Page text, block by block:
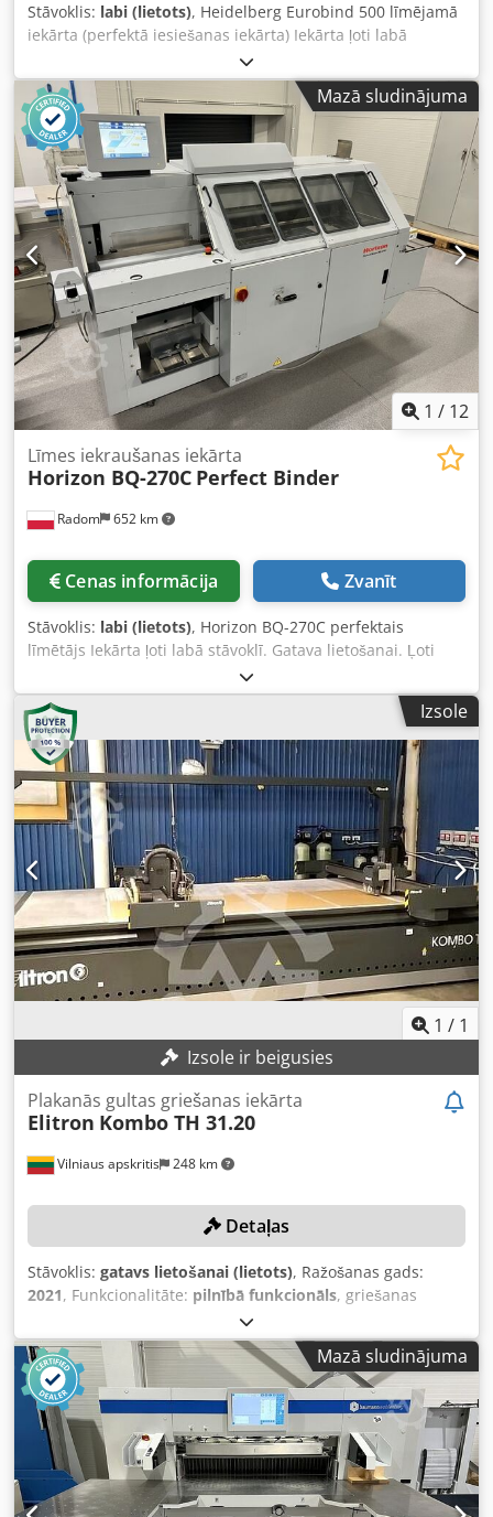
Stāvoklis: labi (lietots), Heidelberg Eurobind 500 līmējamā
iekārta (perfektā iesiešanas iekārta) Iekārta ļoti labā
stāvoklī, ar nelielu darbības stundu skaitu, gatava darbam.
No valsts tipogrāfijas. Ražotāja apraksts: Profesionāla
līmējamā iekārta perfektai papīra grāmatu brošēšanai. Šī
pilnībā automātiskā iekārta izceļas ar īpaši izturīgu
konstrukciju un aprīkota ar karstās līmes sistēmu, tādējādi
ir efektīva arī nelielām vai īpaši mazām brošūru vai
lappušu tirāžām. Heidelberg Eurobind 500 ir vienžokļu
iesiešanas iekārta ar automātisku vāku padevi, kuru var
darbināt viens cilvēks, vienmēr nodrošinot augstas
kvalitātes iesiešanu. Iespējams iesiet grāmatas ar biezumu
no 2 līdz 50 mm un muguriņas garumu no 120 līdz 320
mm. Maksimālā ražība – līdz 500 grāmatām stundā.
Iebūvēts frēzēšanas nazis. Automātiska vāku padeve un
rievēšana. Komplektā: dokumentācija, atkritumu nosūces
sistēma, kompresors un elektriskā grāmatu piegādes
sistēma. Dedpfx Ahozrfcrj Ajkr
Mazā sludinājuma
1 / 12
Radom 652 km
Līmes iekraušanas iekārta
Horizon BQ-270C Perfect Binder
Cenas informācija Zvanīt
Stāvoklis: labi (lietots), Horizon BQ-270C perfektais
līmētājs Iekārta ļoti labā stāvoklī. Gatava lietošanai. Ļoti
maz izmantota. Ražotāja apraksts: Profesionāls iekārtas
līmētājs ideālai brošēto grāmatu iesiešanai. Šis pilnībā
automātiskais līmētājs izceļas ar īpaši izturīgu konstrukciju
un ir aprīkots ar karstās līmes pistoli, kas padara to
efektīvu arī nelielu un ļoti nelielu tirāžu vāku vai iekšlapu
iesiešanai. Horizon BQ-270C ir viena žokļa līmētājs ar
automātisku vāku padevi, kas ļauj vienam operatoram
nodrošināt augstākās kvalitātes grāmatu iesiešanu ar
vienmērīgu rezultātu. Iekārta ir aprīkota ar bloka biezuma
skeneri, kas ļauj veikt elastīgu saistīšanu pēc pieprasījuma.
Iesiež grāmatas ar biezumu no 0,5 līdz 50 mm un
muguriņas garumu no 135 līdz 320 mm, ar maksimālo
ražību līdz 500 grāmatām stundā. Djdpfxezrfcls Ah Askr
Rūpnīcā uzstādīts griezējs ar papildus bērdēšanas nažiem.
Maksimālais frēzēšanas dziļums līdz 3 mm. Automātiska
vāku padeve notiek caur vakuuma cilindru, nodrošinot
drošu un pastāvīgi precīzu lapu/vāku izlīdzināšanu.
Rūpnīcas sistēma veido vāka 4-kārtu ieloces, kas
automātiski ajustējas precīzai izlīdzināšanai.
Izsole
1 / 1
Izsole ir beigusies
Vilniaus apskritis 248 km
Plakanās gultas griešanas iekārta
Elitron Kombo TH 31.20
Detaļas
Stāvoklis: gatavs lietošanai (lietots), Ražošanas gads:
2021, Funkcionalitāte: pilnībā funkcionāls, griešanas
, griešanas garums (maks.):
3 150 mm, TEHNISKĀS DETAĻAS Darba laukums: 3150 ×
2050 mm Darba ātrums: līdz 102 m/min Griešanas
galviņas: 2 neatkarīgas griešanas galviņas Maksimālā
materiāla biezums: 50 mm Frēzēšanas moduļa jauda: 3 kW
Frēzēšanas vārpstas ātrums: 60 000 apgr./min IERĪCES
DETAĻAS Vakuuma sektori: 40 Vakuumsūkņa jauda: 11 kW
Ārēja rūpnieciskā putekļu sūcēja darbības jauda: 3,45 kW
Dodjzmtbxepfx Ah Aokr Asu vadība: lineārie rullīšu vadītāji
Mazā sludinājuma